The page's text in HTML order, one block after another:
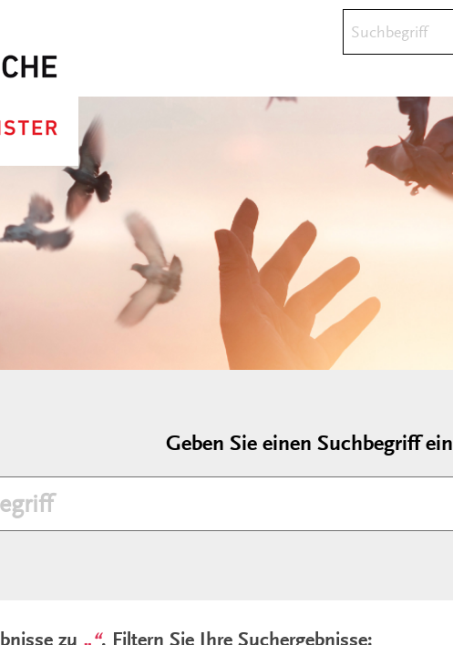
Geben Sie einen Suchbegriff ein
zu . Filtern Sie Ihre Suchergebnisse: